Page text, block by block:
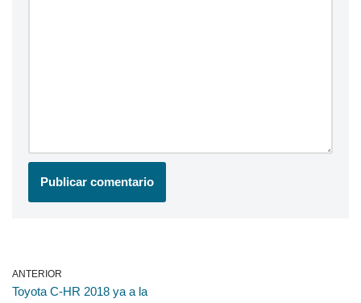
ANTERIOR
Toyota C-HR 2018 ya a la